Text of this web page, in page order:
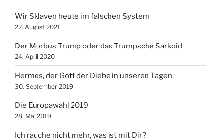
Wir Sklaven heute im falschen System
22. August 2021
Der Morbus Trump oder das Trumpsche Sarkoid
24. April 2020
Hermes, der Gott der Diebe in unseren Tagen
30. September 2019
Die Europawahl 2019
28. Mai 2019
Ich rauche nicht mehr, was ist mit Dir?